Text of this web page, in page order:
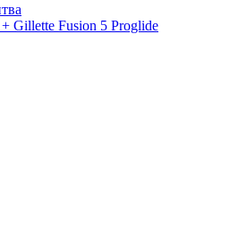
Gillette Fusion 5 Proglide